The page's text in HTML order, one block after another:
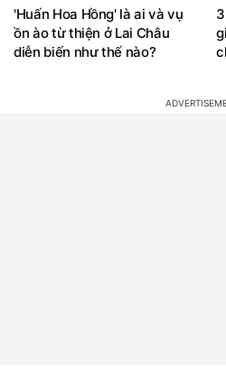
'Huấn Hoa Hồng' là ai và vụ
ồn ào từ thiện ở Lai Châu
diễn biến như thế nào?